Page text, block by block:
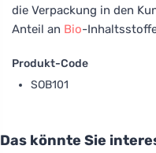
die Verpackung in den
Anteil an Bio-
Produkt-Code
SOB101
Das könnte Sie